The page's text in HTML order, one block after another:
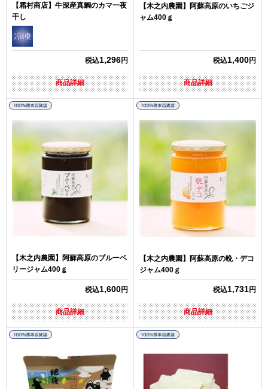
【霜村商店】牛深産真鯛のカマ一夜
干し
税込1,296円
商品詳細
【木之内農園】阿蘇高原のいちごジ
ャム400ｇ
税込1,400円
商品詳細
【木之内農園】阿蘇高原のブルーベ
リージャム400ｇ
税込1,600円
商品詳細
【木之内農園】阿蘇高原の晩・デコ
ジャム400ｇ
税込1,731円
商品詳細